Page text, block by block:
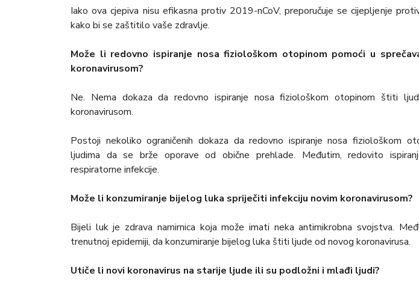
Iako ova cjepiva nisu efikasna protiv 2019-nCoV, preporučuje se cijepljenje
kako bi se zaštitilo vaše zdravlje.
Može li redovno ispiranje nosa fiziološkom otopinom pomoći u
koronavirusom?
Ne. Nema dokaza da redovno ispiranje nosa fiziološkom otopinom štiti
koronavirusom.
Postoji nekoliko ograničenih dokaza da redovno ispiranje nosa fiziološkom
ljudima da se brže oporave od obične prehlade. Međutim, redovito
respiratorne infekcije.
Može li konzumiranje bijelog luka spriječiti infekciju novim koronavirusom?
Bijeli luk je zdrava namirnica koja može imati neka antimikrobna svojstva.
trenutnoj epidemiji, da konzumiranje bijelog luka štiti ljude od novog koronavirusa.
Utiče li novi koronavirus na starije ljude ili su podložni i mlađi ljudi?